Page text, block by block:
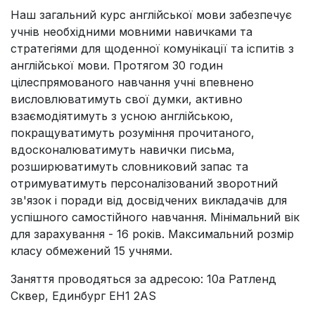
Наш загальний курс англійської мови забезпечує
учнів необхідними мовними навичками та
стратегіями для щоденної комунікації та іспитів з
англійської мови. Протягом 30 годин
цілеспрямованого навчання учні впевнено
висловлюватимуть свої думки, активно
взаємодіятимуть з усною англійською,
покращуватимуть розуміння прочитаного,
вдосконалюватимуть навички письма,
розширюватимуть словниковий запас та
отримуватимуть персоналізований зворотний
зв'язок і поради від досвідчених викладачів для
успішного самостійного навчання. Мінімальний вік
для зарахування - 16 років. Максимальний розмір
класу обмежений 15 учнями.
Заняття проводяться за адресою: 10a Ратленд
Сквер, Единбург EH1 2AS